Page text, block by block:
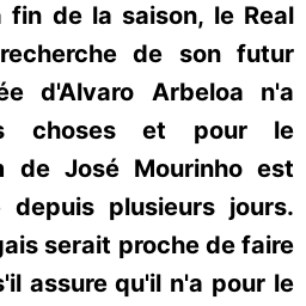
de la saison, le Real
de son futur
d'Alvaro Arbeloa n'a
choses et pour le
de José Mourinho est
depuis plusieurs jours.
serait proche de faire
assure qu'il n'a pour le